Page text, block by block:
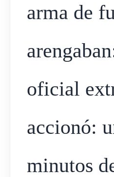
arma de
oficial
accionó:
minutos